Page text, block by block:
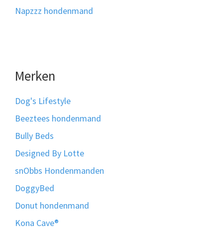
Napzzz hondenmand
Merken
Dog's Lifestyle
Beeztees hondenmand
Bully Beds
Designed By Lotte
snObbs Hondenmanden
DoggyBed
Donut hondenmand
Kona Cave®